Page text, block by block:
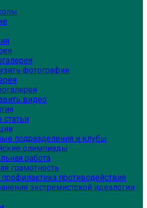
фотографии
видео
подразделения и клубы
олимпиады
работа
грамотность
противодействия
экстремистской идеалогии